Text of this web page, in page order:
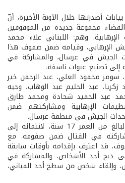
أصدرتها خلال الآونة الأخيرة، أنّ
القضاء مجموعة جديدة من الموقوفين
وهم: اللبناني علاء محمد
الإرهابي، وقيامه ضمن صفوف هذا
الجيش في عرسال، والمشاركة في
إلى تصنيع عبوات ناسفة.
سومر محمود العلي، عبد الرحمن خير
عبد الحليم عبد الوهاب، وجيه
أحمد عبد الحميد شحادة ومحمد طارق
الإرهابية ومشاركتهم ضمن
الجيش في منطقة عرسال.
السوري ياسر محمد المحمد البالغ من العمر 17 سنة، لانتمائه إلى
في القتال ضمن صفوفه. مع
قد اعترف بإقدامه بأوقات سابقة
ذبح أحد الأشخاص، والمشاركة في
وإلقاء شخص من سطح أحد المباني،